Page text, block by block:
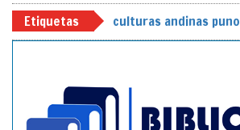
Etiquetas culturas andinas puno